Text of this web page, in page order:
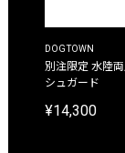
DOGTOWN
別注限定 水陸
シュガード
¥14,300